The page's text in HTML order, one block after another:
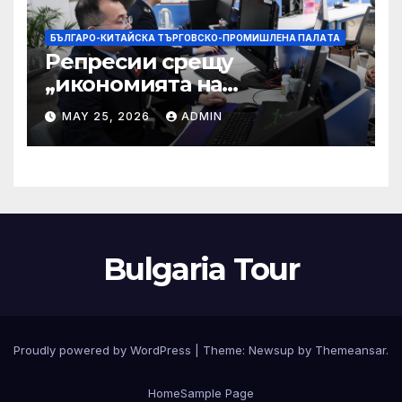
БЪЛГАРО-КИТАЙСКА ТЪРГОВСКО-ПРОМИШЛЕНА ПАЛAТА
Репресии срещу
„икономията на
фактурирането“
MAY 25, 2026 ADMIN
Bulgaria Tour
Proudly powered by WordPress Theme: Newsup by Themeansar.
HomeSample Page